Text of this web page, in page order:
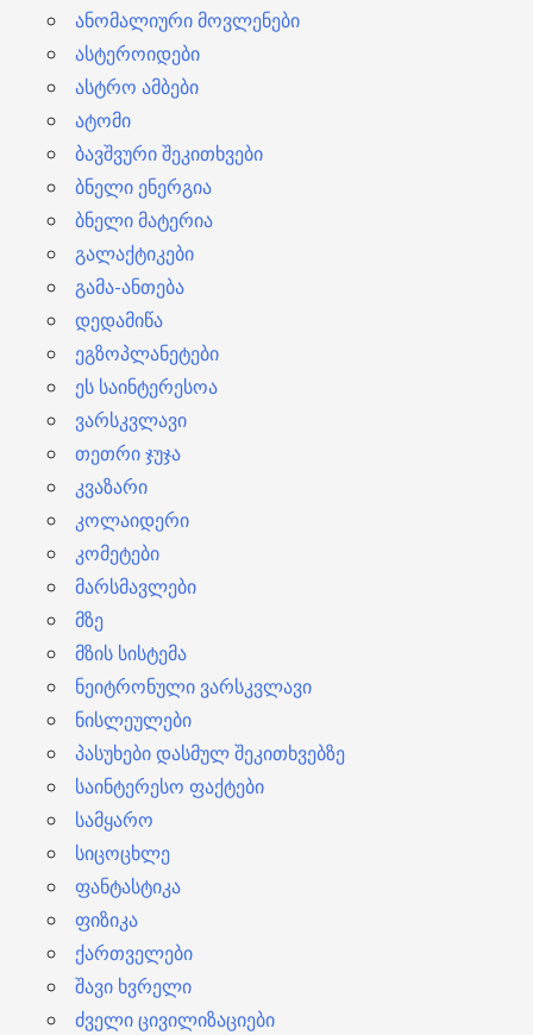
ანომალიური მოვლენები
ასტეროიდები
ასტრო ამბები
ატომი
ბავშვური შეკითხვები
ბნელი ენერგია
ბნელი მატერია
გალაქტიკები
გამა-ანთება
დედამიწა
ეგზოპლანეტები
ეს საინტერესოა
ვარსკვლავი
თეთრი ჯუჯა
კვაზარი
კოლაიდერი
კომეტები
მარსმავლები
მზე
მზის სისტემა
ნეიტრონული ვარსკვლავი
ნისლეულები
პასუხები დასმულ შეკითხვებზე
საინტერესო ფაქტები
სამყარო
სიცოცხლე
ფანტასტიკა
ფიზიკა
ქართველები
შავი ხვრელი
ძველი ცივილიზაციები